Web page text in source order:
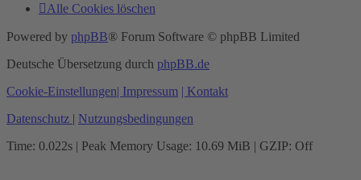
Alle Cookies löschen
Powered by phpBB® Forum Software © phpBB Limited
Deutsche Übersetzung durch phpBB.de
Cookie-Einstellungen| Impressum | Kontakt
Datenschutz | Nutzungsbedingungen
Time: 0.022s | Peak Memory Usage: 10.69 MiB | GZIP: Off